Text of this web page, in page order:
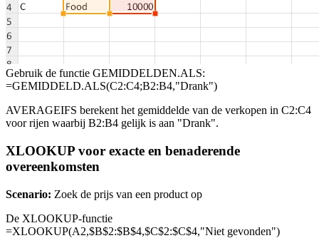
Gebruik de functie GEMIDDELDEN.ALS:
=GEMIDDELD.ALS(C2:C4;B2:B4,"Drank")
AVERAGEIFS berekent het gemiddelde van de verkopen in C2:C4
voor rijen waarbij B2:B4 gelijk is aan "Drank".
XLOOKUP voor exacte en benaderende
overeenkomsten
Scenario: Zoek de prijs van een product op
De XLOOKUP-functie
=XLOOKUP(A2,$B$2:$B$4,$C$2:$C$4,"Niet gevonden")